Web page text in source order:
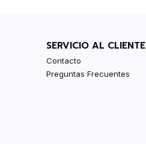
SERVICIO AL CLIENTE
Contacto
Preguntas Frecuentes